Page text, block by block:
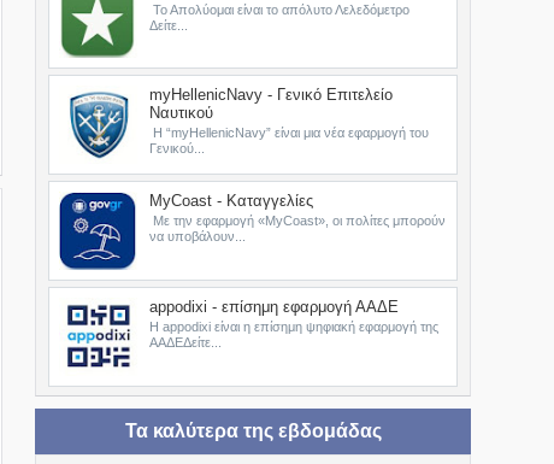
Το Απολύομαι είναι το απόλυτο Λελεδόμετρο
Δείτε...
myHellenicNavy - Γενικό Επιτελείο
Ναυτικού
Η “myHellenicNavy” είναι μια νέα εφαρμογή του
Γενικού...
MyCoast - Καταγγελίες
Με την εφαρμογή «MyCoast», οι πολίτες μπορούν
να υποβάλουν...
appodixi - επίσημη εφαρμογή ΑΑΔΕ
Η appodixi είναι η επίσημη ψηφιακή εφαρμογή της
ΑΑΔΕΔείτε...
Τα καλύτερα της εβδομάδας